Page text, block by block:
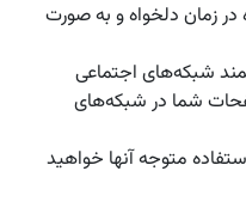
در زمان دلخواه و به صورت
شبکه‌های اجتماعی
شما در شبکه‌های
متوجه آنها خواهید